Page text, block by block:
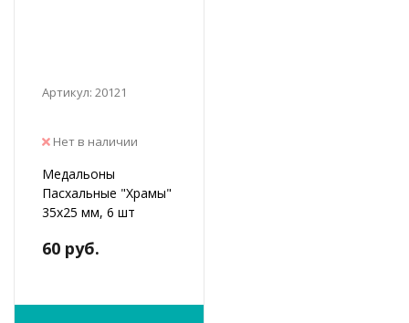
Артикул: 20121
Нет в наличии
Медальоны
Пасхальные "Храмы"
35х25 мм, 6 шт
60 руб.